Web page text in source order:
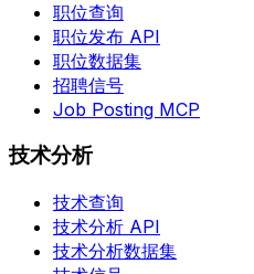
职位查询
职位发布 API
职位数据集
招聘信号
Job Posting MCP
技术分析
技术查询
技术分析 API
技术分析数据集